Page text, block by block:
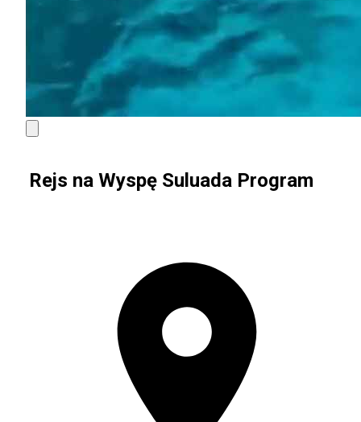
Rejs na Wyspę Suluada Program